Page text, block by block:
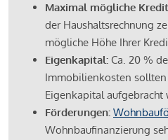
Maximal mögliche
der Haushaltsrechnung
mögliche Höhe Ihrer
Eigenkapital: Ca. 20 %
Immobilienkosten
Eigenkapital aufgebracht
Förderungen:
Wohnbaufinanzierung